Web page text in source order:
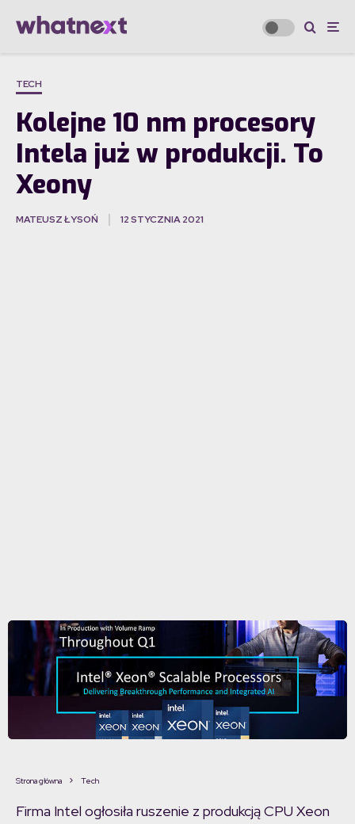
TECH
Kolejne 10 nm procesory
Intela już w produkcji. To
Xeony
MATEUSZ ŁYSOŃ 12 STYCZNIA 2021
Strona główna Tech
Firma Intel ogłosiła ruszenie z produkcją CPU Xeon